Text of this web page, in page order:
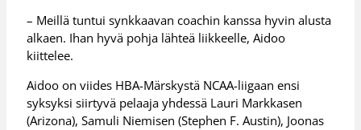
– Meillä tuntui synkkaavan coachin kanssa hyvin alusta
alkaen. Ihan hyvä pohja lähteä liikkeelle, Aidoo
kiittelee.
Aidoo on viides HBA-Märskystä NCAA-liigaan ensi
syksyksi siirtyvä pelaaja yhdessä Lauri Markkasen
(Arizona), Samuli Niemisen (Stephen F. Austin), Joonas